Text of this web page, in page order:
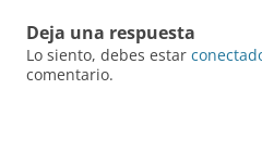
Deja una respuesta
Lo siento, debes estar
comentario.